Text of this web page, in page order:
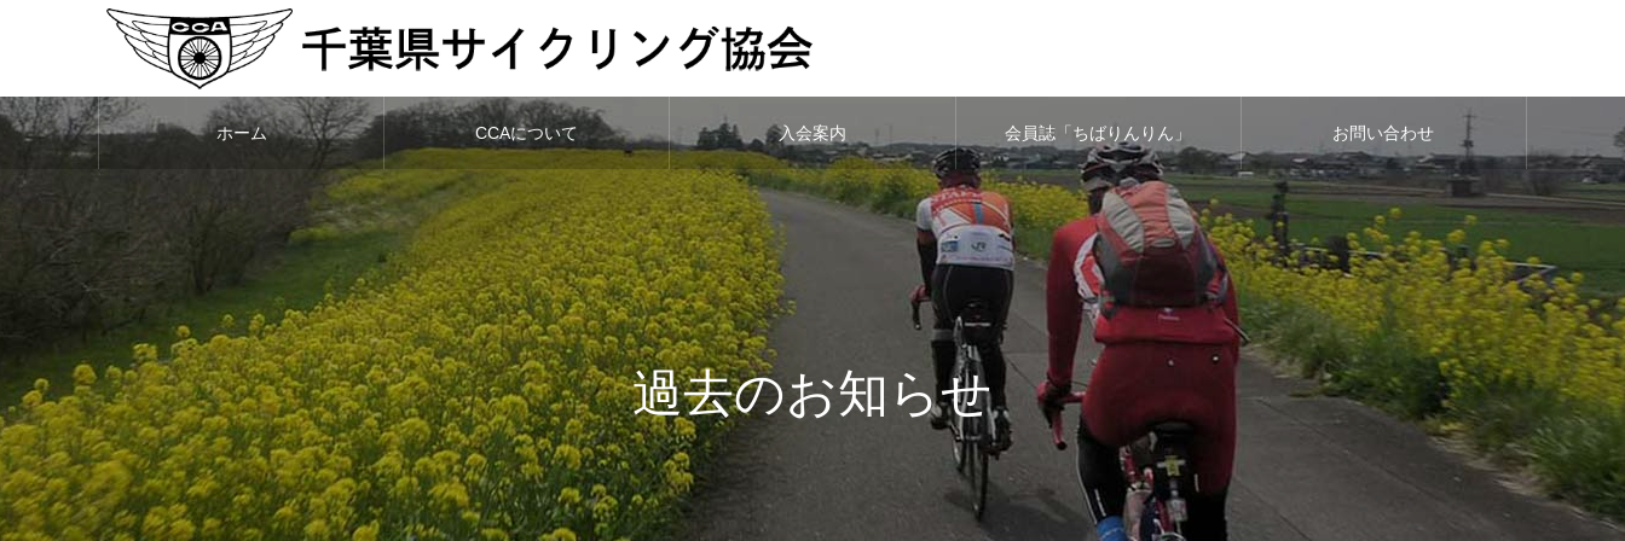
ホーム CCAについて 入会案内 会員誌「ちばりんりん」 お問い合わせ
過去のお知らせ